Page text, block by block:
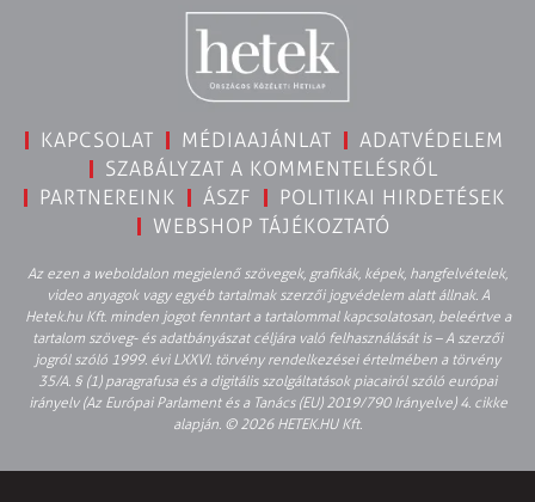
KAPCSOLAT MÉDIAAJÁNLAT
ADATVÉDELEM
SZABÁLYZAT A KOMMENTELÉSRŐL
PARTNEREINK
ÁSZF
POLITIKAI HIRDETÉSEK
WEBSHOP TÁJÉKOZTATÓ
Az ezen a weboldalon megjelenő szövegek, grafikák, képek, hangfelvételek,
video anyagok vagy egyéb tartalmak szerzői jogvédelem alatt állnak. A
Hetek.hu Kft. minden jogot fenntart a tartalommal kapcsolatosan, beleértve a
tartalom szöveg- és adatbányászat céljára való felhasználását is – A szerzői
jogról szóló 1999. évi LXXVI. törvény rendelkezései értelmében a törvény
35/A. § (1) paragrafusa és a digitális szolgáltatások piacairól szóló európai
irányelv (Az Európai Parlament és a Tanács (EU) 2019/790 Irányelve) 4. cikke
alapján. © 2026 HETEK.HU Kft.